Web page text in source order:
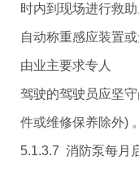
时内到现场进行救
自动称重感应装置
由业主要求专人
驾驶的驾驶员应坚
件或维修保养除外) 。
5.1.3.7 消防泵每月